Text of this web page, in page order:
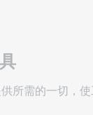
所需的一切，